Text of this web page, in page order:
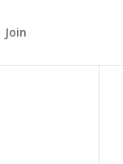
Join